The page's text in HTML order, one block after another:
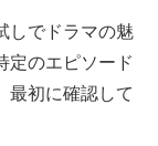
しでドラマの魅
定のエピソード
最初に確認して